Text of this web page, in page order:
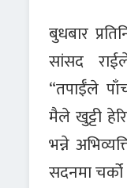
बुधबार
सांसद
“तपाईँले
मैले खुट्टी
भन्ने
सदनमा चर्को